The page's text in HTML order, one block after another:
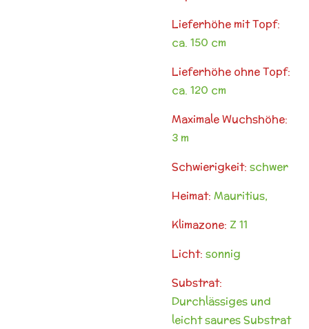
Lieferhöhe mit Topf:
ca. 150 cm
Lieferhöhe ohne Topf:
ca. 120 cm
Maximale Wuchshöhe:
3 m
Schwierigkeit: schwer
Heimat: Mauritius,
Klimazone: Z 11
Licht: sonnig
Substrat:
Durchlässiges und
leicht saures Substrat